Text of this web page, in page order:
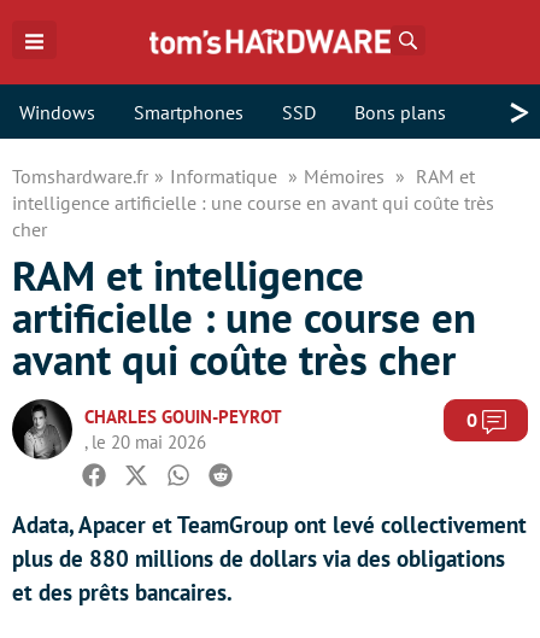
Windows Smartphones SSD Bons plans >
Tomshardware.fr Informatique Mémoires
RAM et
intelligence artificielle : une course en avant qui coûte très
cher
RAM et intelligence
artificielle : une course en
avant qui coûte très cher
CHARLES GOUIN-PEYROT
, le 20 mai 2026
0
Facebook
TwitterWhatsapp
Reddit
Adata, Apacer et TeamGroup ont levé collectivement
plus de 880 millions de dollars via des obligations
et des prêts bancaires.